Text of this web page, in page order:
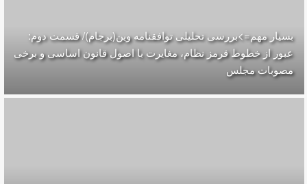
بسیار مهم=>بررسی تحلیلی توافقنامه وین(برجام)/ قسمت دوم:
عبور از خطوط قرمز نظام، مغایرت با اصول قانون اساسی و برخی
مصوبات مجلس